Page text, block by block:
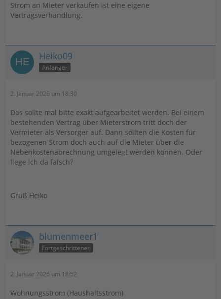
Strom an Mieter verkaufen ist eine eigene
Vertragsverhandlung.
Heiko09
Anfänger
2. Januar 2026 um 18:30
Das sollte mal bitte exakt aufgearbeitet werden. Bei einem
bestehenden Vertrag über Mieterstrom tritt doch der
Vermieter als Versorger auf. Dann sollten die Kosten für
bezogenen Strom doch auch auf die Mieter über die
Nebenkostenabrechnung umgelegt werden können. Oder
liege ich da falsch?
Gruß Heiko
blumenmeer1
Fortgeschrittener
2. Januar 2026 um 18:52
Wohnungsstrom (Haushaltsstrom)